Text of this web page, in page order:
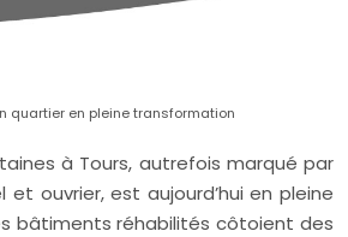
quartier en pleine transformation
à Tours, autrefois marqué par
et ouvrier, est aujourd’hui en pleine
bâtiments réhabilités côtoient des